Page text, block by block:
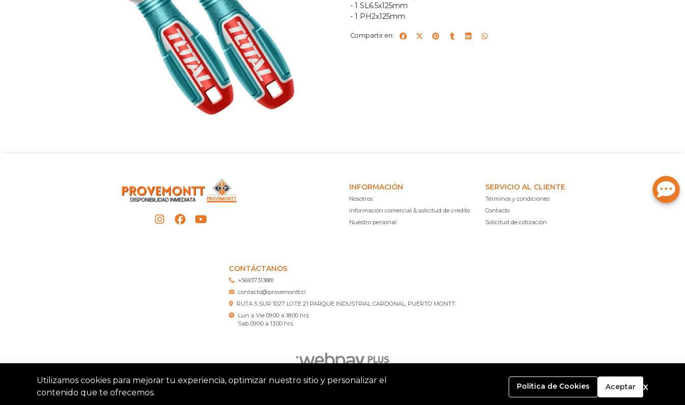
- 1 SL6.5x125mm
- 1 PH2x125mm
Compartir en:
INFORMACIÓN
Nosotros
Información comercial & solicitud de credito
Nuestro personal
SERVICIO AL CLIENTE
Términos y condiciones
Contacto
Solicitud de cotización
CONTÁCTANOS
+56937313881
contacto@provemontt.cl
RUTA 5 SUR 1027 LOTE 21 PARQUE INDUSTRIAL CARDONAL, PUERTO MONTT.
Lun a Vie 09:00 a 18:00 hrs
Sab 09:00 a 13:00 hrs
Utilizamos cookies para mejorar tu experiencia, optimizar nuestro sitio y personalizar el
contenido que te ofrecemos.
Política de Cookies Aceptar x